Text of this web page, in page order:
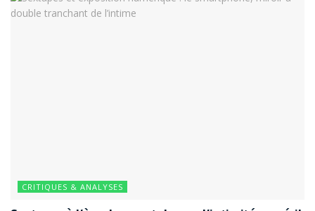
CRITIQUES & ANALYSES